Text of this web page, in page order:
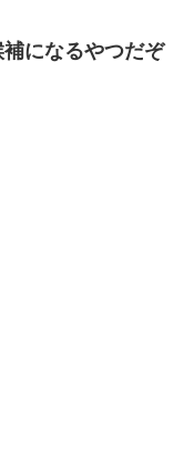
になるやつだぞ